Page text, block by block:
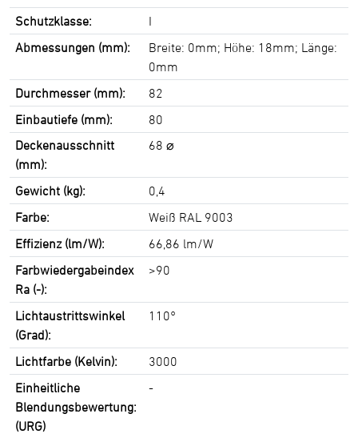
Schutzklasse:
I
Abmessungen (mm):
Breite: 0mm; Höhe: 18mm; Länge:
0mm
Durchmesser (mm):
82
Einbautiefe (mm):
80
Deckenausschnitt
(mm):
68 ⌀
Gewicht (kg):
0,4
Farbe:
Weiß RAL 9003
Effizienz (lm/W):
66,86 lm/W
Farbwiedergabeindex
Ra (-):
>90
Lichtaustrittswinkel
(Grad):
110°
Lichtfarbe (Kelvin):
3000
Einheitliche
Blendungsbewertung:
(URG)
-